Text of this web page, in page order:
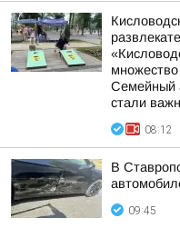
Семейный
стали
08:12
В
09:45